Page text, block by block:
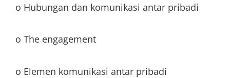
o Hubungan dan komunikasi antar pribadi
o The engagement
o Elemen komunikasi antar pribadi